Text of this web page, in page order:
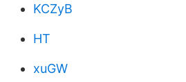
KCZyB
HT
xuGW